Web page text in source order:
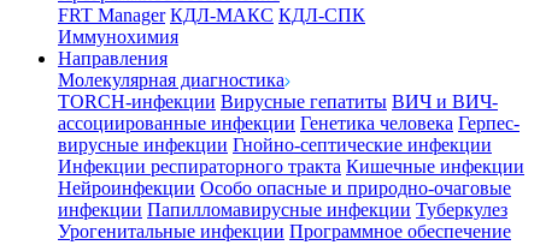
FRT Manager КДЛ-МАКС КДЛ-СПК
Иммунохимия
Направления
Молекулярная диагностика
TORCH-инфекции Вирусные гепатиты ВИЧ и ВИЧ-
ассоциированные инфекции Генетика человека Герпес-
вирусные инфекции Гнойно-септические инфекции
Инфекции респираторного тракта Кишечные инфекции
Нейроинфекции Особо опасные и природно-очаговые
инфекции Папилломавирусные инфекции Туберкулез
Урогенитальные инфекции Программное обеспечение